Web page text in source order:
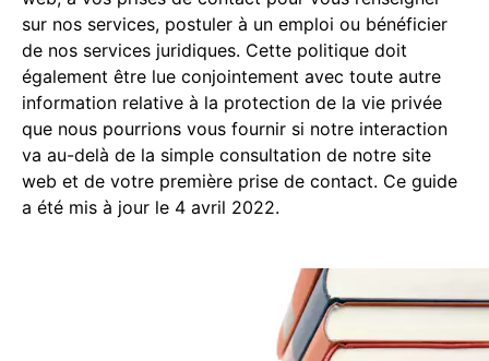
sur nos services, postuler à un emploi ou bénéficier
de nos services juridiques. Cette politique doit
également être lue conjointement avec toute autre
information relative à la protection de la vie privée
que nous pourrions vous fournir si notre interaction
va au-delà de la simple consultation de notre site
web et de votre première prise de contact. Ce guide
a été mis à jour le 4 avril 2022.